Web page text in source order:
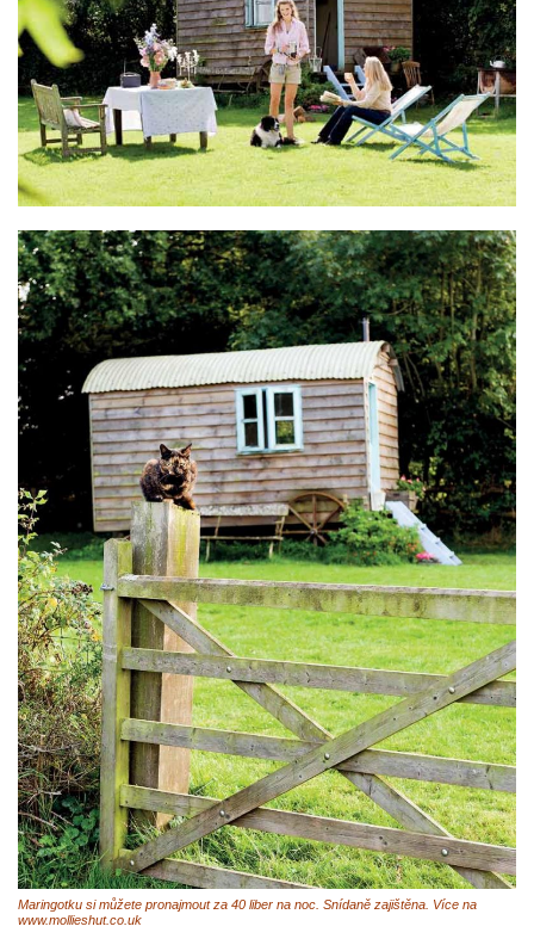
Maringotku si můžete pronajmout za 40 liber na noc. Snídaně zajištěna. Více na
www.mollieshut.co.uk